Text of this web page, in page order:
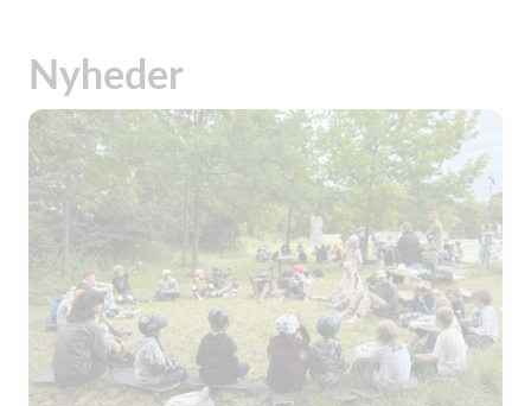
Nyheder